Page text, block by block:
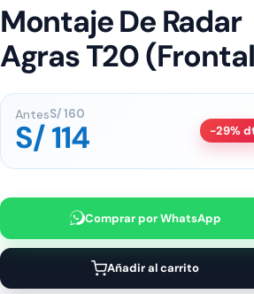
Montaje De Radar
Agras T20
AntesS/160
S/114 -29%
Comprar por WhatsApp
Añadir al carrito